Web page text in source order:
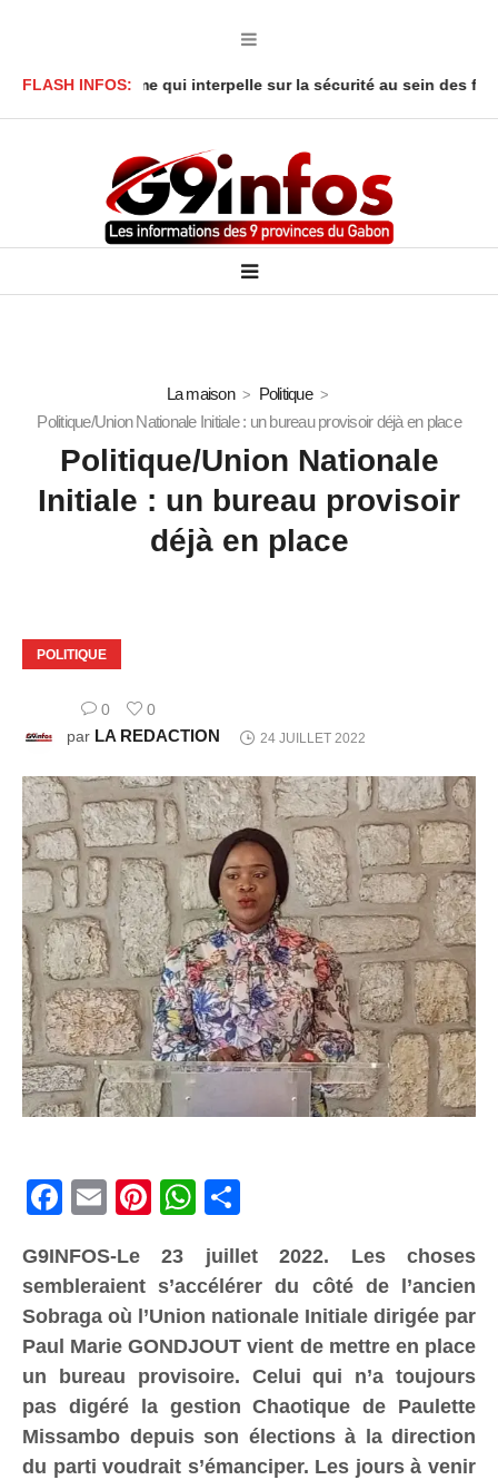
FLASH INFOS:
: Le drame qui interpelle sur la sécurité au sein des foyers
La maison
Politique
Politique/Union Nationale Initiale : un bureau provisoir déjà en place
Politique/Union Nationale
Initiale : un bureau provisoir
déjà en place
POLITIQUE
0
0
par LA REDACTION 24 JUILLET 2022
Facebook
Email PinterestWhatsApp
G9INFOS-Le 23 juillet 2022. Les choses
sembleraient s’accélérer du côté de l’ancien
Sobraga où l’Union nationale Initiale dirigée par
Paul Marie GONDJOUT vient de mettre en place
un bureau provisoire. Celui qui n’a toujours
pas digéré la gestion Chaotique de Paulette
Missambo depuis son élections à la direction
du parti voudrait s’émanciper. Les jours à venir